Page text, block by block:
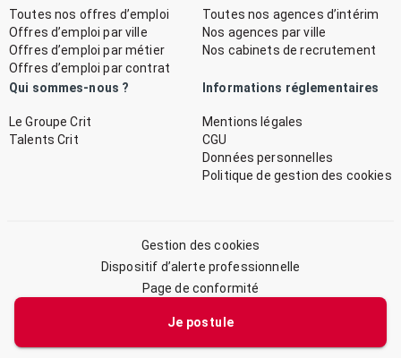
Je postule
Toutes nos offres d’emploi
Offres d’emploi par ville
Offres d’emploi par métier
Offres d’emploi par contrat
Toutes nos agences d’intérim
Nos agences par ville
Nos cabinets de recrutement
Qui sommes-nous ?
Le Groupe Crit
Talents Crit
Informations réglementaires
Mentions légales
CGU
Données personnelles
Politique de gestion des cookies
Gestion des cookies
Dispositif d’alerte professionnelle
Page de conformité
© 2026 CRIT